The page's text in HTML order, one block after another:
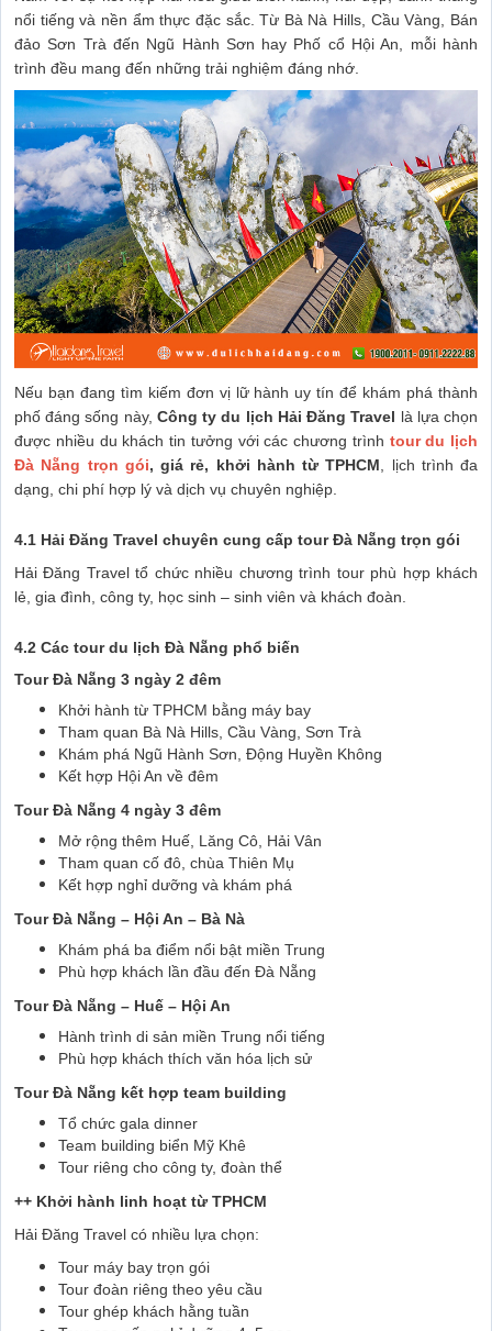
nổi tiếng và nền ẩm thực đặc sắc. Từ Bà Nà Hills, Cầu Vàng, Bán
đảo Sơn Trà đến Ngũ Hành Sơn hay Phố cổ Hội An, mỗi hành
trình đều mang đến những trải nghiệm đáng nhớ.
Nếu bạn đang tìm kiếm đơn vị lữ hành uy tín để khám phá thành
phố đáng sống này, Công ty du lịch Hải Đăng Travel là lựa chọn
được nhiều du khách tin tưởng với các chương trình tour du lịch
Đà Nẵng trọn gói, giá rẻ, khởi hành từ TPHCM, lịch trình đa
dạng, chi phí hợp lý và dịch vụ chuyên nghiệp.
4.1 Hải Đăng Travel chuyên cung cấp tour Đà Nẵng trọn gói
Hải Đăng Travel tổ chức nhiều chương trình tour phù hợp khách
lẻ, gia đình, công ty, học sinh – sinh viên và khách đoàn.
4.2 Các tour du lịch Đà Nẵng phổ biến
Tour Đà Nẵng 3 ngày 2 đêm
Khởi hành từ TPHCM bằng máy bay
Tham quan Bà Nà Hills, Cầu Vàng, Sơn Trà
Khám phá Ngũ Hành Sơn, Động Huyền Không
Kết hợp Hội An về đêm
Tour Đà Nẵng 4 ngày 3 đêm
Mở rộng thêm Huế, Lăng Cô, Hải Vân
Tham quan cố đô, chùa Thiên Mụ
Kết hợp nghỉ dưỡng và khám phá
Tour Đà Nẵng – Hội An – Bà Nà
Khám phá ba điểm nổi bật miền Trung
Phù hợp khách lần đầu đến Đà Nẵng
Tour Đà Nẵng – Huế – Hội An
Hành trình di sản miền Trung nổi tiếng
Phù hợp khách thích văn hóa lịch sử
Tour Đà Nẵng kết hợp team building
Tổ chức gala dinner
Team building biển Mỹ Khê
Tour riêng cho công ty, đoàn thể
++ Khởi hành linh hoạt từ TPHCM
Hải Đăng Travel có nhiều lựa chọn:
Tour máy bay trọn gói
Tour đoàn riêng theo yêu cầu
Tour ghép khách hằng tuần